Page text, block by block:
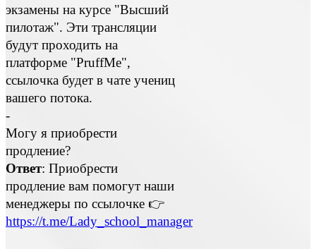
экзамены на курсе "Высший
пилотаж". Эти трансляции
будут проходить на
платформе "PruffMe",
ссылочка будет в чате учениц
вашего потока.
-
Могу я приобрести
продление?
Ответ: Приобрести
продление вам помогут наши
менеджеры по ссылочке 👉
https://t.me/Lady_school_manager